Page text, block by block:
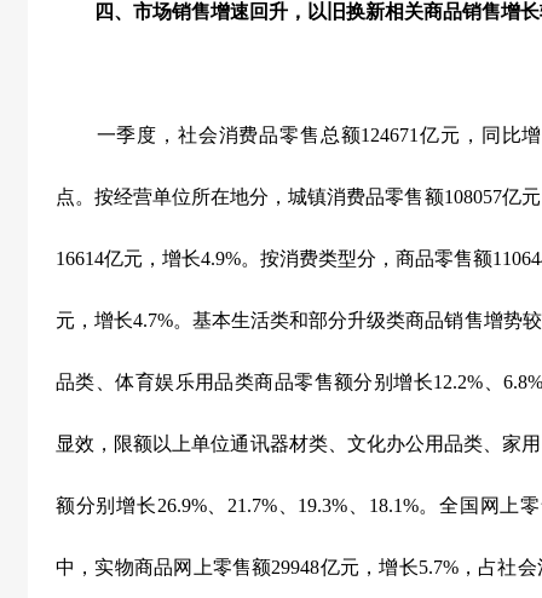
四、市场销售增速回升，以旧换新相关商品销售增长
一季度，社会消费品零售总额124671 亿元，同比
点。按经营单位所在地分，城镇消费品零售额108057亿
16614亿元，增长4.9%。按消费类型分，商品零售额
元，增长4.7%。基本生活类和部分升级类商品销售增势
品类、体育娱乐用品类商品零售额分别增长12.2% 、
显效，限额以上单位通讯器材类、文化办公用品类、家
额分别增长26.9%、 21.7%、 19.3% 18.1%。全国网上
中，实物商品网上零售额29948亿元，增长5.7%，占社会